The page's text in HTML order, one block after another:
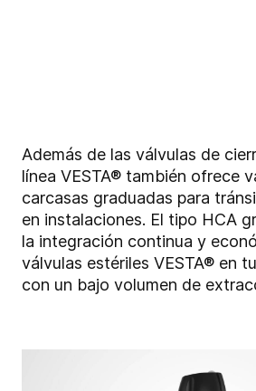
Además de las válvulas de
línea VESTA® también ofrece
carcasas graduadas para
en instalaciones. El tipo HCA
la integración continua y
válvulas estériles VESTA® en
con un bajo volumen de